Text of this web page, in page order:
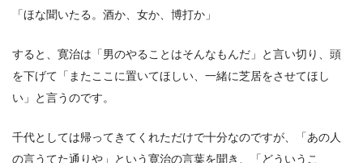
「ほな聞いたる。酒か、女か、博打か」
すると、寛治は「男のやることはそんなもんだ」と言い切り、頭
を下げて「またここに置いてほしい、一緒に芝居をさせてほし
い」と言うのです。
千代としては帰ってきてくれただけで十分なのですが、「あの人
の言うてた通りや」という寛治の言葉を聞き、「どういうこ